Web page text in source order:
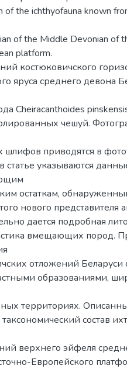
of the ichthyofauna known
of the Middle Devonian of
platform.
костюковичского
яруса среднего девона
Cheiracanthoides
чешуй.
шлифов приводятся в
статье указываются
остаткам,
нового представителя
дается подробная
вмещающих пород.
отложений Беларуси
образованиями,
территориях.
состав
верхнего эйфеля
Европейского